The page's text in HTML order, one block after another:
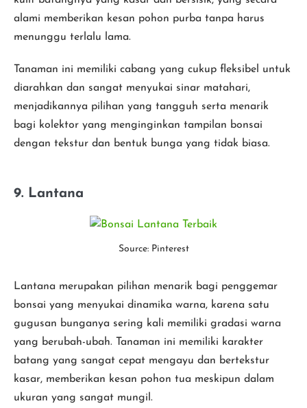
alami memberikan kesan pohon purba tanpa harus
menunggu terlalu lama.
Tanaman ini memiliki cabang yang cukup fleksibel untuk
diarahkan dan sangat menyukai sinar matahari,
menjadikannya pilihan yang tangguh serta menarik
bagi kolektor yang menginginkan tampilan bonsai
dengan tekstur dan bentuk bunga yang tidak biasa.
9. Lantana
Source: Pinterest
Lantana merupakan pilihan menarik bagi penggemar
bonsai yang menyukai dinamika warna, karena satu
gugusan bunganya sering kali memiliki gradasi warna
yang berubah-ubah. Tanaman ini memiliki karakter
batang yang sangat cepat mengayu dan bertekstur
kasar, memberikan kesan pohon tua meskipun dalam
ukuran yang sangat mungil.